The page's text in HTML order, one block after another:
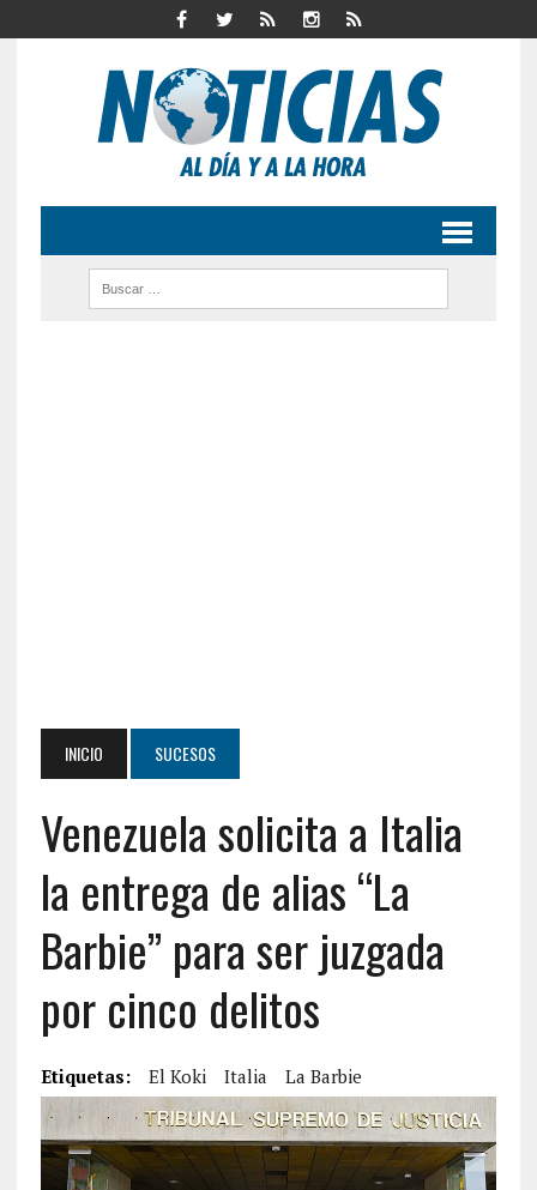
INICIO SUCESOS
Venezuela solicita a Italia
la entrega de alias “La
Barbie” para ser juzgada
por cinco delitos
Etiquetas: El Koki Italia La Barbie